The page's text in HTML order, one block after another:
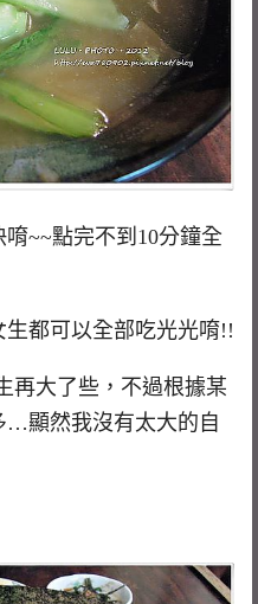
~~點完不到10分鐘全
都可以全部吃光光唷!!
再大了些，不過根據某
…顯然我沒有太大的自